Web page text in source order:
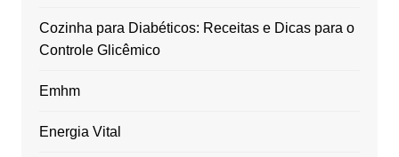
Cozinha para Diabéticos: Receitas e Dicas para o
Controle Glicêmico
Emhm
Energia Vital